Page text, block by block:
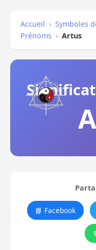
Accueil › Symboles
Prénoms › Artus
📘 Facebook